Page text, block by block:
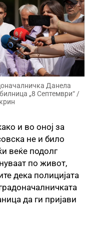
Данела
„8 Септември“ /
и во оној за
не и било
веќе подолг
по живот,
дека полицијата
да ги пријави